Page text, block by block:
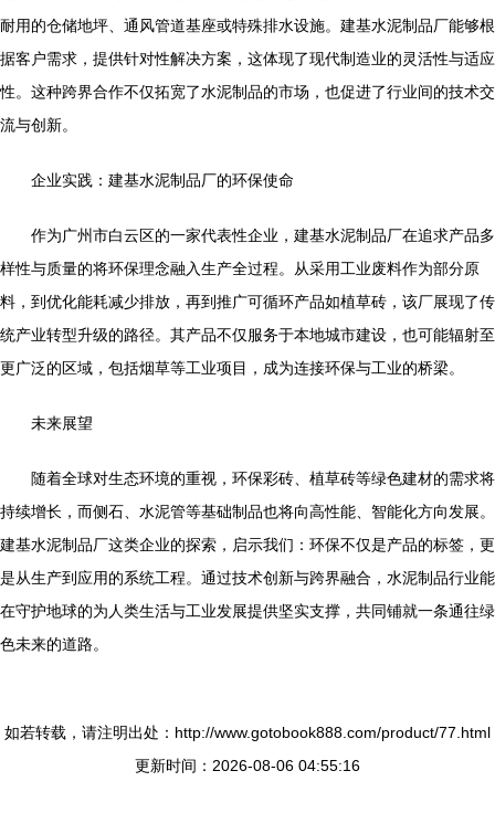
耐用的仓储地坪、通风管道基座或特殊排水设施。建基水泥制品厂能够根
据客户需求，提供针对性解决方案，这体现了现代制造业的灵活性与适应
性。这种跨界合作不仅拓宽了水泥制品的市场，也促进了行业间的技术交
流与创新。
企业实践：建基水泥制品厂的环保使命
作为广州市白云区的一家代表性企业，建基水泥制品厂在追求产品多
样性与质量的将环保理念融入生产全过程。从采用工业废料作为部分原
料，到优化能耗减少排放，再到推广可循环产品如植草砖，该厂展现了传
统产业转型升级的路径。其产品不仅服务于本地城市建设，也可能辐射至
更广泛的区域，包括烟草等工业项目，成为连接环保与工业的桥梁。
未来展望
随着全球对生态环境的重视，环保彩砖、植草砖等绿色建材的需求将
持续增长，而侧石、水泥管等基础制品也将向高性能、智能化方向发展。
建基水泥制品厂这类企业的探索，启示我们：环保不仅是产品的标签，更
是从生产到应用的系统工程。通过技术创新与跨界融合，水泥制品行业能
在守护地球的为人类生活与工业发展提供坚实支撑，共同铺就一条通往绿
色未来的道路。
如若转载，请注明出处：http://www.gotobook888.com/product/77.html
更新时间：2026-08-06 04:55:16